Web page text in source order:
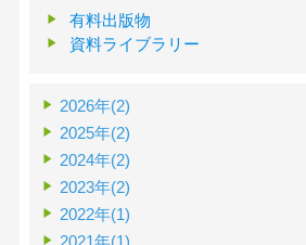
有料出版物
資料ライブラリー
2026年(2)
2025年(2)
2024年(2)
2023年(2)
2022年(1)
2021年(1)